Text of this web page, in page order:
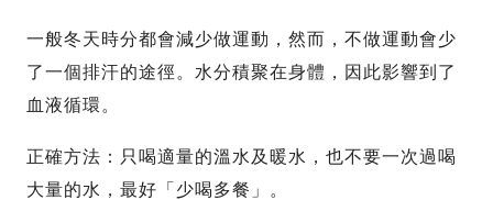
一般冬天時分都會減少做運動，然而，不做運動會少
了一個排汗的途徑。水分積聚在身體，因此影響到了
血液循環。
正確方法：只喝適量的溫水及暖水，也不要一次過喝
大量的水，最好「少喝多餐」。